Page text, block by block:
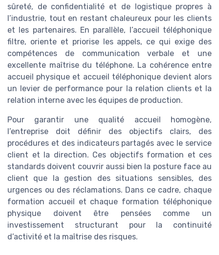
sûreté, de confidentialité et de logistique propres à
l’industrie, tout en restant chaleureux pour les clients
et les partenaires. En parallèle, l’accueil téléphonique
filtre, oriente et priorise les appels, ce qui exige des
compétences de communication verbale et une
excellente maîtrise du téléphone. La cohérence entre
accueil physique et accueil téléphonique devient alors
un levier de performance pour la relation clients et la
relation interne avec les équipes de production.
Pour garantir une qualité accueil homogène,
l’entreprise doit définir des objectifs clairs, des
procédures et des indicateurs partagés avec le service
client et la direction. Ces objectifs formation et ces
standards doivent couvrir aussi bien la posture face au
client que la gestion des situations sensibles, des
urgences ou des réclamations. Dans ce cadre, chaque
formation accueil et chaque formation téléphonique
physique doivent être pensées comme un
investissement structurant pour la continuité
d’activité et la maîtrise des risques.